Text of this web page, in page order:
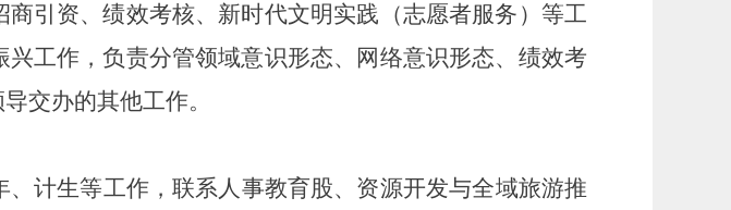
引资、绩效考核、新时代文明实践（志愿者服务）等工
兴工作 ，负责分管领域意识形态、网络意识形态、绩效考
交办的其他工作。
、计生等工作，联系人事教育股、资源开发与全域旅游推